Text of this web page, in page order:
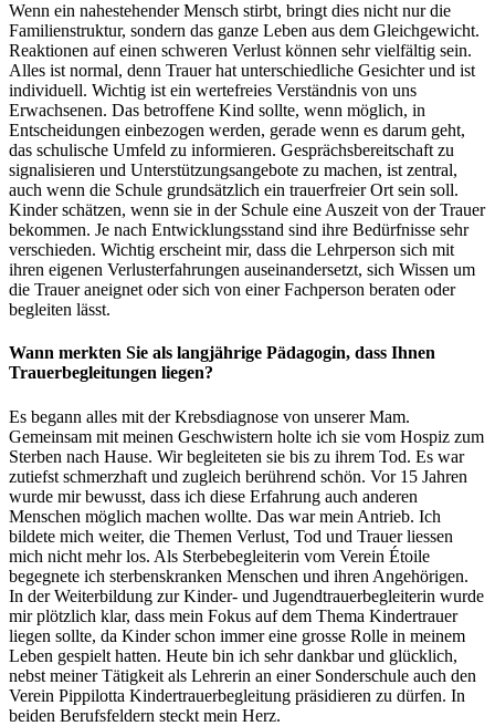
Wenn ein nahestehender Mensch stirbt, bringt dies nicht nur die
Familienstruktur, sondern das ganze Leben aus dem Gleichgewicht.
Reaktionen auf einen schweren Verlust können sehr vielfältig sein.
Alles ist normal, denn Trauer hat unterschiedliche Gesichter und ist
individuell. Wichtig ist ein wertefreies Verständnis von uns
Erwachsenen. Das betroffene Kind sollte, wenn möglich, in
Entscheidungen einbezogen werden, gerade wenn es darum geht,
das schulische Umfeld zu informieren. Gesprächsbereitschaft zu
signalisieren und Unterstützungsangebote zu machen, ist zentral,
auch wenn die Schule grundsätzlich ein trauerfreier Ort sein soll.
Kinder schätzen, wenn sie in der Schule eine Auszeit von der Trauer
bekommen. Je nach Entwicklungsstand sind ihre Bedürfnisse sehr
verschieden. Wichtig erscheint mir, dass die Lehrperson sich mit
ihren eigenen Verlusterfahrungen auseinandersetzt, sich Wissen um
die Trauer aneignet oder sich von einer Fachperson beraten oder
begleiten lässt.
Wann merkten Sie als langjährige Pädagogin, dass Ihnen
Trauerbegleitungen liegen?
Es begann alles mit der Krebsdiagnose von unserer Mam.
Gemeinsam mit meinen Geschwistern holte ich sie vom Hospiz zum
Sterben nach Hause. Wir begleiteten sie bis zu ihrem Tod. Es war
zutiefst schmerzhaft und zugleich berührend schön. Vor 15 Jahren
wurde mir bewusst, dass ich diese Erfahrung auch anderen
Menschen möglich machen wollte. Das war mein Antrieb. Ich
bildete mich weiter, die Themen Verlust, Tod und Trauer liessen
mich nicht mehr los. Als Sterbebegleiterin vom Verein Étoile
begegnete ich sterbenskranken Menschen und ihren Angehörigen.
In der Weiterbildung zur Kinder- und Jugendtrauerbegleiterin wurde
mir plötzlich klar, dass mein Fokus auf dem Thema Kindertrauer
liegen sollte, da Kinder schon immer eine grosse Rolle in meinem
Leben gespielt hatten. Heute bin ich sehr dankbar und glücklich,
nebst meiner Tätigkeit als Lehrerin an einer Sonderschule auch den
Verein Pippilotta Kindertrauerbegleitung präsidieren zu dürfen. In
beiden Berufsfeldern steckt mein Herz.